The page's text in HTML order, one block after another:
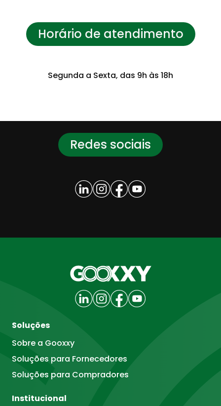
Horário de atendimento
Segunda a Sexta, das 9h às 18h
Redes sociais
Soluções
Sobre a Gooxxy
Soluções para Fornecedores
Soluções para Compradores
Institucional